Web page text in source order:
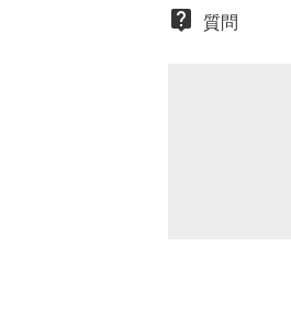
質問